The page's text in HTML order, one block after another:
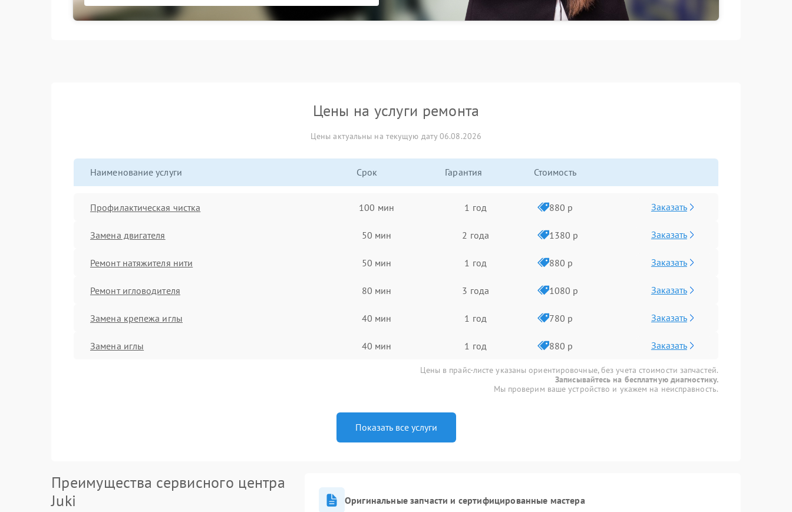
Цены на услуги ремонта
Цены актуальны на текущую дату 06.08.2026
Наименование услуги Срок Гарантия Стоимость
Профилактическая чистка 100 мин 1 год 880 р Заказать
Замена двигателя 50 мин 2 года 1380 р Заказать
Ремонт натяжителя нити 50 мин 1 год 880 р Заказать
Ремонт игловодителя 80 мин 3 года 1080 р Заказать
Замена крепежа иглы 40 мин 1 год 780 р Заказать
Замена иглы 40 мин 1 год 880 р Заказать
Цены в прайс-листе указаны ориентировочные, без учета стоимости запчастей.
Записывайтесь на бесплатную диагностику.
Мы проверим ваше устройство и укажем на неисправность.
Показать все услуги
Преимущества сервисного центра
Juki
Оригинальные запчасти и сертифицированные мастера